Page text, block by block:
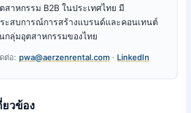
สาหกรรม B2B ในประเทศไทย มี
ะสบการณ์การสร้างแบรนด์และคอนเทนต์
กลุ่มอุตสาหกรรมของไทย
ต่อ: pwa@aerzenrental.com · LinkedIn
ยวข้อง